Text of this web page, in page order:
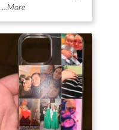
...More